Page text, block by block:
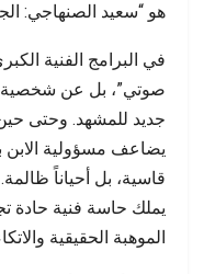
هو “سعيد الصنهاجي:
في البرامج الفنية
صوتي”، بل عن شخصية
جديد للمشهد. وحتى
يضاعف مسؤولية الابن
قاسية، بل أحياناً
يملك حاسة فنية حادة
الموهبة الحقيقية